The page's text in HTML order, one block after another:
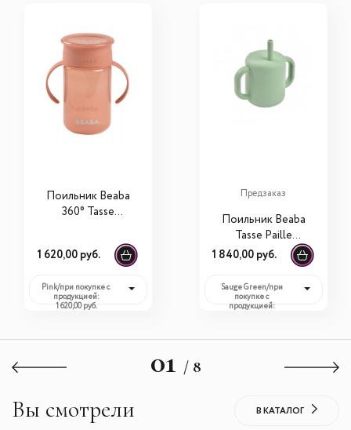
Поильник Beaba
360° Tasse
1 620,00 руб.
Pink/при покупке с
продукцией:
1 620,00 руб.
Предзаказ
Поильник Beaba
Tasse Paille
Silicone 170 мл с
1 840,00 руб.
Sauge Green/при
покупке с
продукцией:
01 / 8
Вы смотрели В КАТАЛОГ